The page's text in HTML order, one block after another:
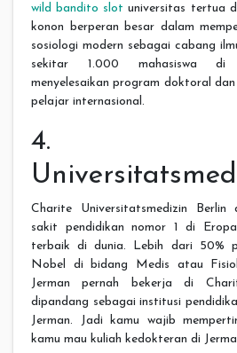
wild bandito slot universitas tertua
konon berperan besar dalam
sosiologi modern sebagai cabang
sekitar 1.000 mahasiswa di
menyelesaikan program doktoral
pelajar internasional.
4.
Charite Universitatsmedizin Berlin
sakit pendidikan nomor 1 di
terbaik di dunia. Lebih dari 50%
Nobel di bidang Medis atau
Jerman pernah bekerja di
dipandang sebagai institusi
Jerman. Jadi kamu wajib
kamu mau kuliah kedokteran di